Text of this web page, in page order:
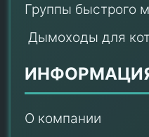
Группы быстрого
Дымоходы для
О компании